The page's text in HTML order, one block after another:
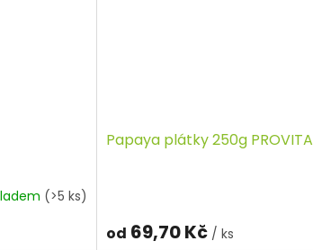
(>5 ks)
Papaya plátky 250g PROVITA
od 69,70 Kč / ks